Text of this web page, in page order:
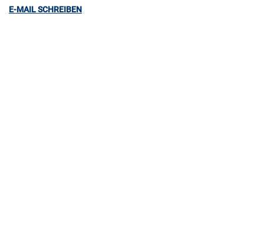
E-MAIL SCHREIBEN